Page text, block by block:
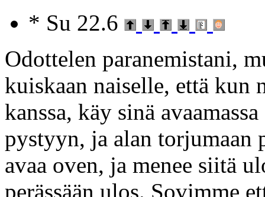
* Su 22.6
Odottelen paranemistani,
kuiskaan naiselle, että kun
kanssa, käy sinä
pystyyn, ja alan torjumaan
avaa oven, ja menee siitä
perässään ulos. Sovimme